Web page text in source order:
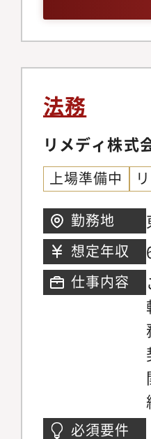
法務
リメディ株式
上場準備中
勤務地
想定年収
仕事内容
必須要件